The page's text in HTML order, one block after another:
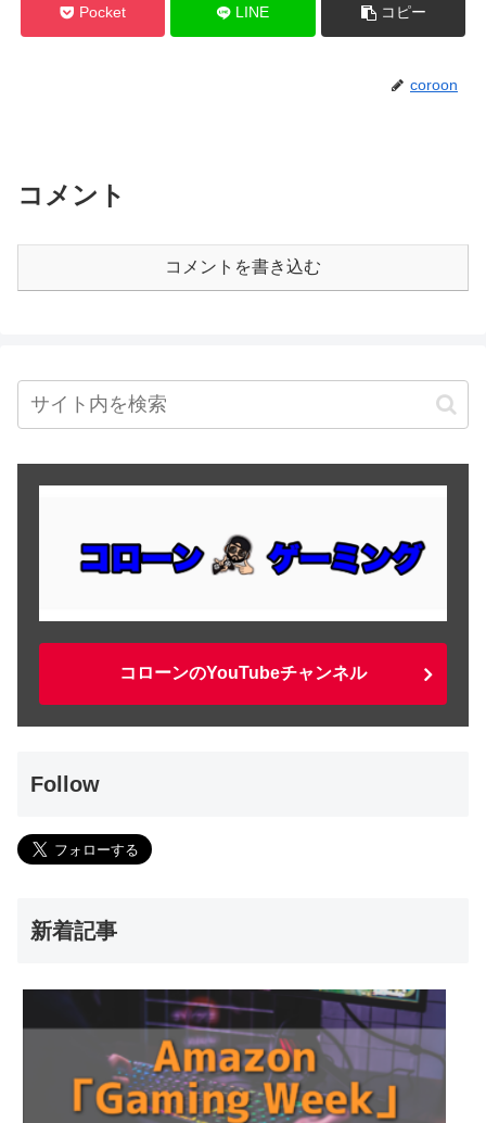
Pocket LINE コピー
coroon
コメント
コメントを書き込む
コローンのYouTubeチャンネル
Follow
新着記事